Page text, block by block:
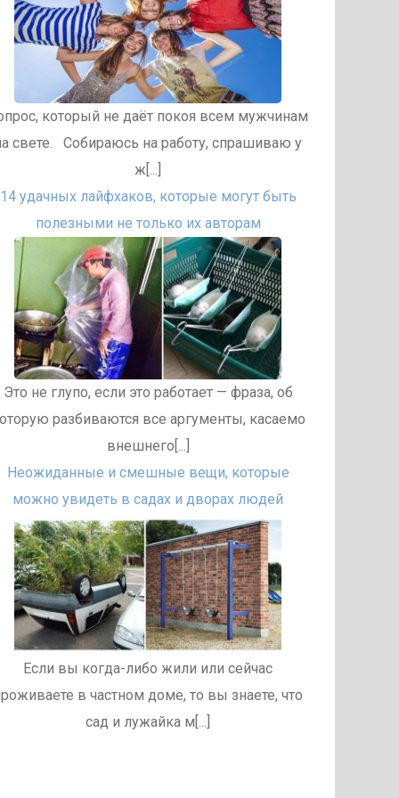
который не даёт покоя всем мужчинам
свете. Собираюсь на работу, спрашиваю у
ж[...]
14 удачных лайфхаков, которые могут быть
полезными не только их авторам
Это не глупо, если это работает — фраза, об
разбиваются все аргументы, касаемо
внешнего[...]
Неожиданные и смешные вещи, которые
можно увидеть в садах и дворах людей
Если вы когда-либо жили или сейчас
в частном доме, то вы знаете, что
сад и лужайка м[...]